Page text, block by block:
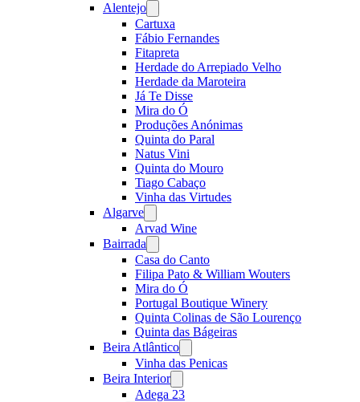
Alentejo
menu
Cartuxa
Fábio Fernandes
Fitapreta
Herdade do Arrepiado Velho
Herdade da Maroteira
Já Te Disse
Mira do Ó
Produções Anónimas
Quinta do Paral
Natus Vini
Quinta do Mouro
Tiago Cabaço
Vinha das Virtudes
Algarve
menu
Arvad Wine
Bairrada
menu
Casa do Canto
Filipa Pato & William Wouters
Mira do Ó
Portugal Boutique Winery
Quinta Colinas de São Lourenço
Quinta das Bágeiras
Beira Atlântico
menu
Vinha das Penicas
Beira Interior
menu
Adega 23